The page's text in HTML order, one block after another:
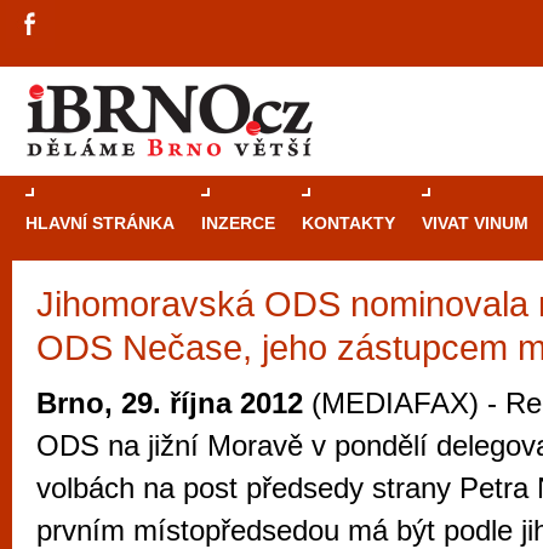
HLAVNÍ STRÁNKA INZERCE KONTAKTY VIVAT VINUM
Jihomoravská ODS nominovala
ODS Nečase, jeho zástupcem
Brno, 29. října 2012 (MEDIAFAX) -
ODS na jižní Moravě v pondělí
volbách na post předsedy strany Petra
prvním místopředsedou má být podle
Průvodce
Brně: Od
Brno je
zajímavé
restaurace,
Mimo jiné je ale také místem, kde si